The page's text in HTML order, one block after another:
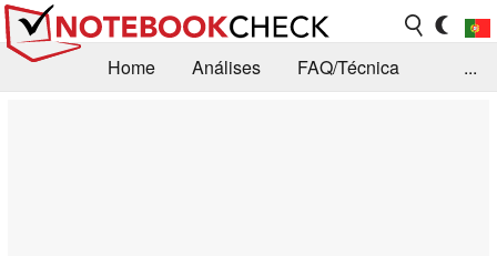
Home Análises
FAQ/Técnica
...